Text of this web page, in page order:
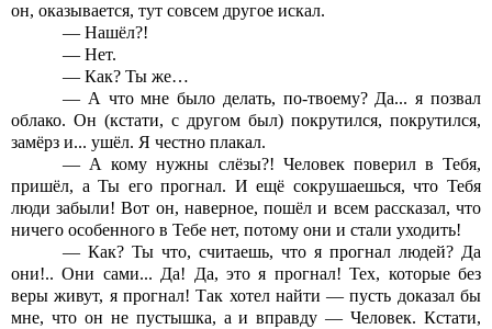
он, оказывается, тут совсем другое искал.
— Нашёл?!
— Нет.
— Как? Ты же…
— А что мне было делать, по-твоему? Да... я позвал
облако. Он (кстати, с другом был) покрутился, покрутился,
замёрз и... ушёл. Я честно плакал.
— А кому нужны слёзы?! Человек поверил в Тебя,
пришёл, а Ты его прогнал. И ещё сокрушаешься, что Тебя
люди забыли! Вот он, наверное, пошёл и всем рассказал, что
ничего особенного в Тебе нет, потому они и стали уходить!
— Как? Ты что, считаешь, что я прогнал людей? Да
они!.. Они сами... Да! Да, это я прогнал! Тех, которые без
веры живут, я прогнал! Так хотел найти — пусть доказал бы
мне, что он не пустышка, а и вправду — Человек. Кстати,